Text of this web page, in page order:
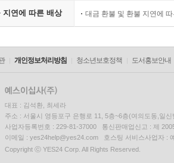
지연에 따른 배상 대금 환불 및 환불 지연에
개인정보처리방침 청소년보호정책 도서홍보안내
대표 : 김석환, 최세라
주소 : 서울시 영등포구 은행로 11, 5층~6층(여의도동,일신
사업자등록번호 : 229-81-37000 통신판매업신고 : 제
이메일 : yes24help@yes24.com 호스팅 서비스사업자 :
Copyright ⓒ YES24 Corp. All Rights Reserved.